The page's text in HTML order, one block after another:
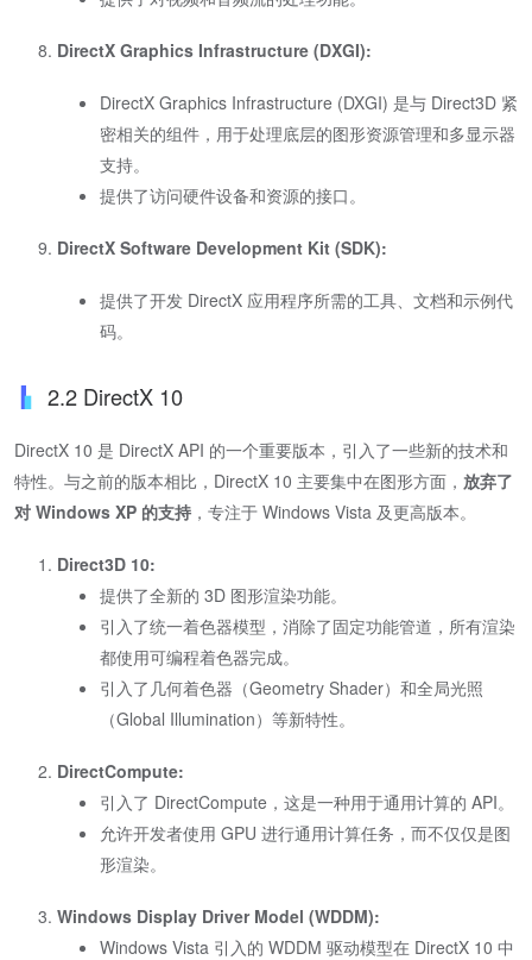
DirectX Graphics Infrastructure (DXGI):
DirectX Graphics Infrastructure (DXGI) 是与 Direct3D 紧
密相关的组件，用于处理底层的图形资源管理和多显示器
支持。
提供了访问硬件设备和资源的接口。
DirectX Software Development Kit (SDK):
提供了开发 DirectX 应用程序所需的工具、文档和示例代
码。
2.2 DirectX 10
DirectX 10 是 DirectX API 的一个重要版本，引入了一些新的技术和
特性。与之前的版本相比，DirectX 10 主要集中在图形方面， 放弃了
对 Windows XP 的支持 ，专注于 Windows Vista 及更高版本。
Direct3D 10:
提供了全新的 3D 图形渲染功能。
引入了统一着色器模型，消除了固定功能管道，所有渲染
都使用可编程着色器完成。
引入了几何着色器（Geometry Shader）和全局光照
（Global Illumination）等新特性。
DirectCompute:
引入了 DirectCompute，这是一种用于通用计算的 API。
允许开发者使用 GPU 进行通用计算任务，而不仅仅是图
形渲染。
Windows Display Driver Model (WDDM):
Windows Vista 引入的 WDDM 驱动模型在 DirectX 10 中